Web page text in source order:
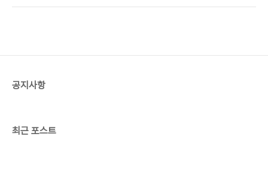
그 어느 영화제도 넘볼 수 없는 뜨거운 열기를 가진
를 다썼다. 당시엔 영화제 출품작도 규정상 공연윤리
공지사항
최근 포스트